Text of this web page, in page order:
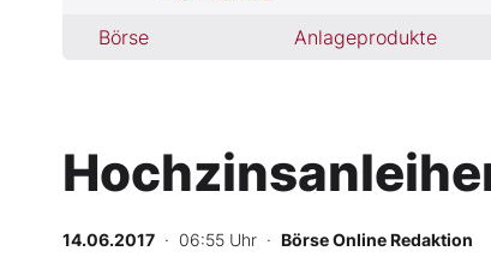
Börse Anlageprodukte
Anlageprodukte
Finanz-Check
14.06.2017 · 06:55 Uhr · Börse Online Redaktion